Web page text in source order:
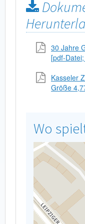
30 Jahre
[pdf-
Kasseler
Größe
Wo